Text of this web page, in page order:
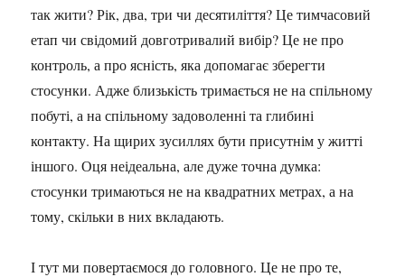
так жити? Рік, два, три чи десятиліття? Це тимчасовий
етап чи свідомий довготривалий вибір? Це не про
контроль, а про ясність, яка допомагає зберегти
стосунки. Адже близькість тримається не на спільному
побуті, а на спільному задоволенні та глибині
контакту. На щирих зусиллях бути присутнім у житті
іншого. Оця неідеальна, але дуже точна думка:
стосунки тримаються не на квадратних метрах, а на
тому, скільки в них вкладають.
І тут ми повертаємося до головного. Це не про те,